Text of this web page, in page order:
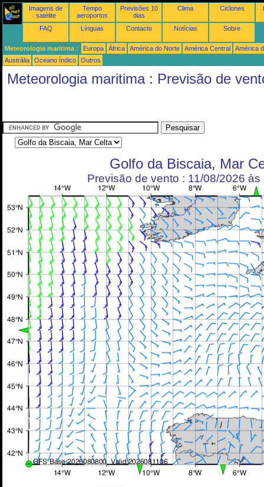
Imagens de
satélite
Tempo
aeroportos
Previsões 10
dias
Clima Ciclones
FAQ Línguas Contacto Notícias Sobre
Meteorologia maritima : Europa África América do Norte América Central
América
Austrália
Oceano Índico Outros
Meteorologia maritima : Previsão de
Golfo da Biscaia, Mar
Previsão de vento : 11/08/2026 às